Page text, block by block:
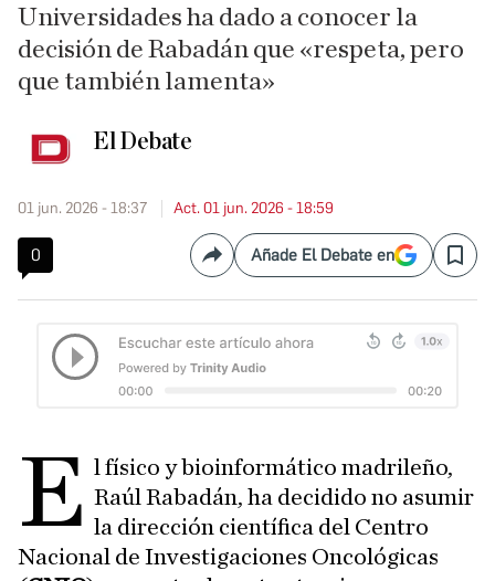
Universidades ha dado a conocer la
decisión de Rabadán que «respeta, pero
que también lamenta»
El Debate
01 jun. 2026 - 18:37 Act. 01 jun. 2026 - 18:59
0 CompartirAñade El Debate en Save
e l físico y bioinformático madrileño,
Raúl Rabadán, ha decidido no asumir
la dirección científica del Centro
Nacional de Investigaciones Oncológicas